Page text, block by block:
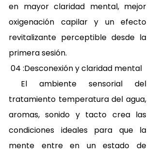
en mayor claridad mental, mejor
oxigenación capilar y un efecto
revitalizante perceptible desde la
primera sesión.
04 :Desconexión y claridad mental
El ambiente sensorial del
tratamiento temperatura del agua,
aromas, sonido y tacto crea las
condiciones ideales para que la
mente entre en un estado de